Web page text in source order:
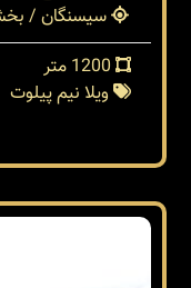
سیسنگان /
ویلا نیم پیلوت